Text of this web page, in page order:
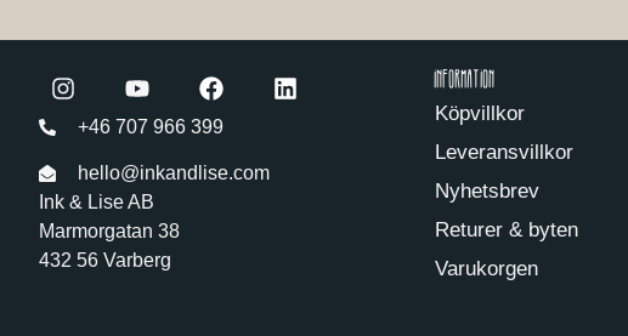
+46 707 966 399
hello@inkandlise.com
Ink & Lise AB
Marmorgatan 38
432 56 Varberg
Information
Köpvillkor
Leveransvillkor
Nyhetsbrev
Returer & byten
Varukorgen